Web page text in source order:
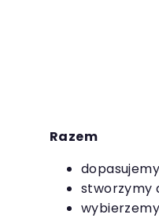
Razem
stworzymy